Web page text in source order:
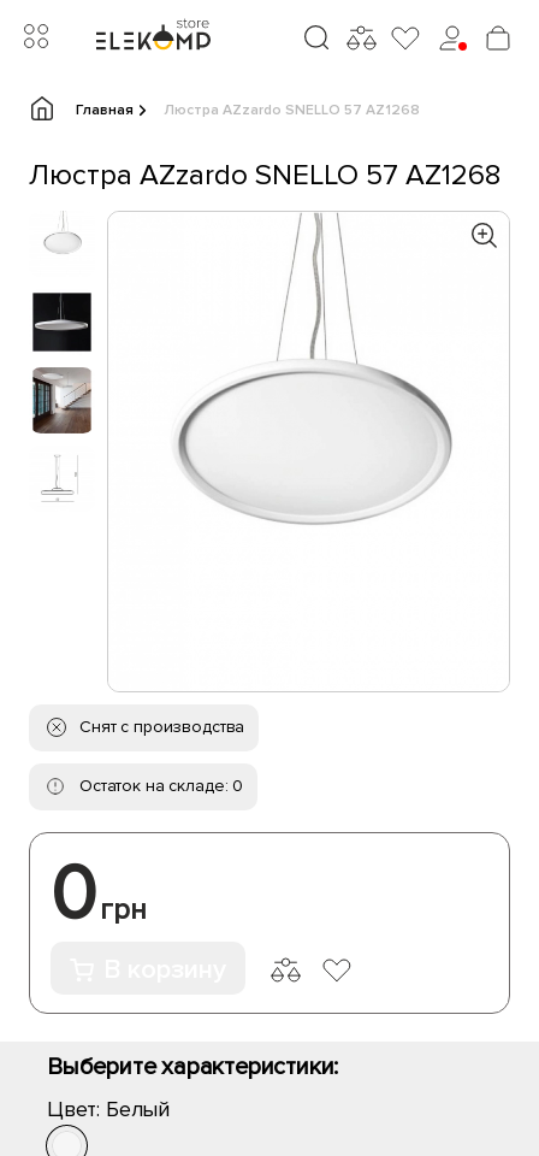
Главная Люстра AZzardo SNELLO 57 AZ1268
Люстра AZzardo SNELLO 57 AZ1268
Снят с производства
Остаток на складе: 0
0грн
Выберите характеристики:
Цвет: Белый